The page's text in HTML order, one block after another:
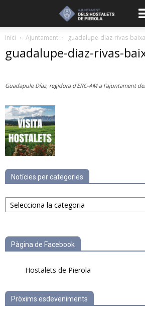
Inici Ajuntament guadalupe-diaz-rivas-baixa
guadalupe-diaz-rivas-
Guadapule Díaz, regidora d’ERC-AM a l’ajuntament
Notícies per categories
Notícies
per
Pàgina de Facebook
Hostalets de Pierola
Pròxims esdeveniments